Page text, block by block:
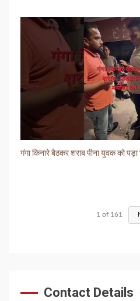
गंगा किनारे बैठकर शराब पीना युवक को पड़ा
1 of 161
Contact Details